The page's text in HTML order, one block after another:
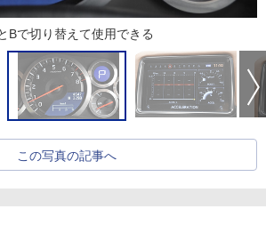
Bで切り替えて使用できる
この写真の記事へ